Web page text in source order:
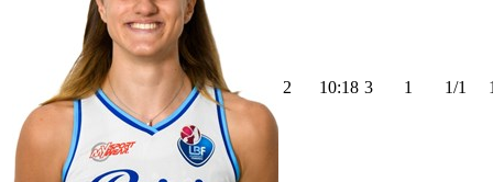
2 10:18 3 1 1/1